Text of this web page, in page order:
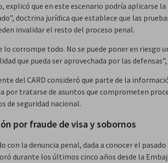
explicó que en este escenario podría aplicarse
doctrina jurídica que establece que las
invalidar el resto del proceso penal.
lo corrompe todo. No se puede poner en riesgo
que pueda ser aprovechada por las
del CARD consideró que parte de la
por tratarse de asuntos que comprometen
de seguridad nacional.
por fraude de visa y sobornos
con la denuncia penal, dada a conocer el
durante los últimos cinco años desde la